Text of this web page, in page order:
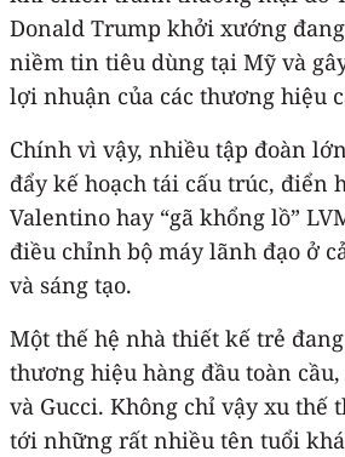
Donald Trump khởi xướng
niềm tin tiêu dùng tại Mỹ và
lợi nhuận của các thương hiệu
Chính vì vậy, nhiều tập đoàn
đẩy kế hoạch tái cấu trúc, điển
Valentino hay “gã khổng lồ”
điều chỉnh bộ máy lãnh đạo ở
và sáng tạo.
Một thế hệ nhà thiết kế trẻ
thương hiệu hàng đầu toàn
và Gucci. Không chỉ vậy xu thế
tới những rất nhiều tên tuổi